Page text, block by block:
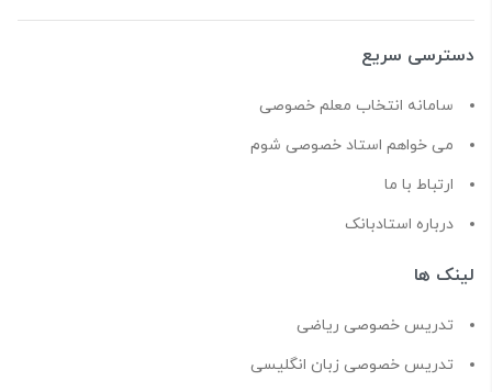
دسترسی سریع
سامانه انتخاب معلم خصوصی
می خواهم استاد خصوصی شوم
ارتباط با ما
درباره استادبانک
لینک ها
تدریس خصوصی ریاضی
تدریس خصوصی زبان انگلیسی